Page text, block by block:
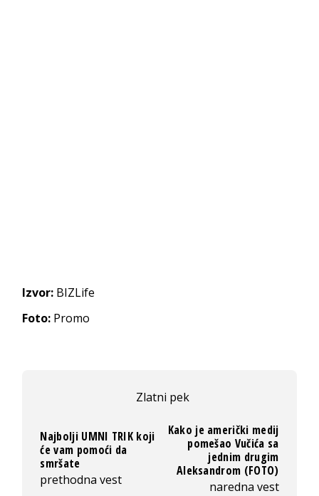
Izvor: BIZLife
Foto: Promo
Zlatni pek
Najbolji UMNI TRIK koji
će vam pomoći da
smršate
prethodna vest
Kako je američki medij
pomešao Vučića sa
jednim drugim
Aleksandrom (FOTO)
naredna vest